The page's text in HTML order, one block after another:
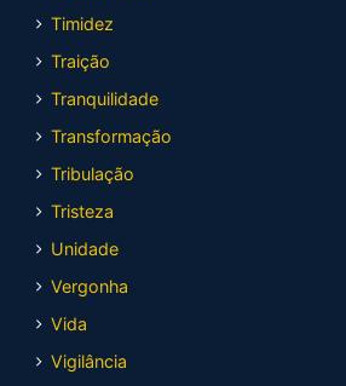
Timidez
Traição
Tranquilidade
Transformação
Tribulação
Tristeza
Unidade
Vergonha
Vida
Vigilância